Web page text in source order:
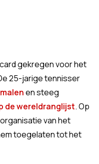
gekregen voor het
25-jarige tennisser
en steeg
de wereldranglijst. Op
van het
toegelaten tot het